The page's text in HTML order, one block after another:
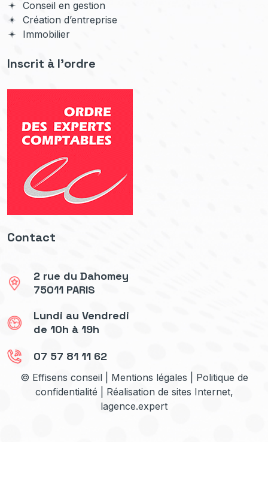
Conseil en gestion
Création d’entreprise
Immobilier
Inscrit à l'ordre
Contact
2 rue du Dahomey
75011 PARIS
Lundi au Vendredi
de 10h à 19h
07 57 81 11 62
© Effisens conseil | Mentions légales
Politique de
confidentialité | Réalisation de sites Internet,
lagence.expert